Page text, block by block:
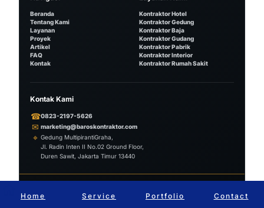
Beranda
Tentang Kami
Layanan
Proyek
Artikel
FAQ
Kontak
Kontraktor Hotel
Kontraktor Gedung
Kontraktor Baja
Kontraktor Gudang
Kontraktor Pabrik
Kontraktor Interior
Kontraktor Rumah Sakit
Kontak Kami
☎0823-2197-5626
✉ marketing@baroskontraktor.com
⌖ Gedung MultipirantiGraha,
Jl. Radin Inten II No.02 Ground Floor,
Duren Sawit, Jakarta Timur 13440
Web Dev by Rekans Digital
Home Service Portfolio Contact